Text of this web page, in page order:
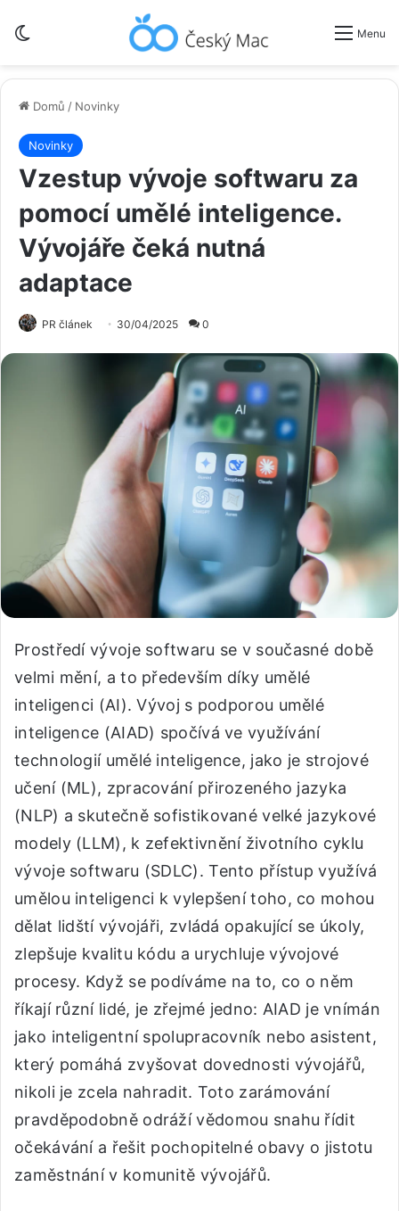
Menu
Domů / Novinky
Novinky
Vzestup vývoje softwaru za
pomocí umělé inteligence.
Vývojáře čeká nutná
adaptace
PR článek 30/04/2025 0
Prostředí vývoje softwaru se v současné době
velmi mění, a to především díky umělé
inteligenci (AI). Vývoj s podporou umělé
inteligence (AIAD) spočívá ve využívání
technologií umělé inteligence, jako je strojové
učení (ML), zpracování přirozeného jazyka
(NLP) a skutečně sofistikované velké jazykové
modely (LLM), k zefektivnění životního cyklu
vývoje softwaru (SDLC). Tento přístup využívá
umělou inteligenci k vylepšení toho, co mohou
dělat lidští vývojáři, zvládá opakující se úkoly,
zlepšuje kvalitu kódu a urychluje vývojové
procesy. Když se podíváme na to, co o něm
říkají různí lidé, je zřejmé jedno: AIAD je vnímán
jako inteligentní spolupracovník nebo asistent,
který pomáhá zvyšovat dovednosti vývojářů,
nikoli je zcela nahradit. Toto zarámování
pravděpodobně odráží vědomou snahu řídit
očekávání a řešit pochopitelné obavy o jistotu
zaměstnání v komunitě vývojářů.